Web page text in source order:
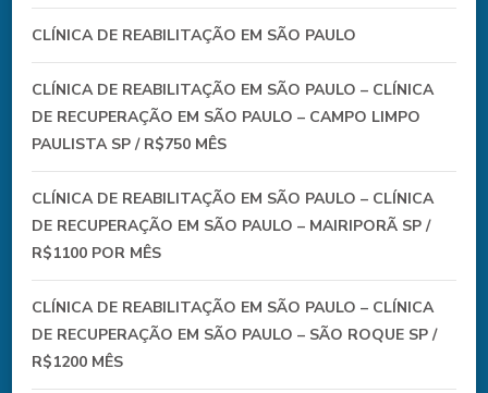
CLÍNICA DE REABILITAÇÃO EM SÃO PAULO
CLÍNICA DE REABILITAÇÃO EM SÃO PAULO – CLÍNICA
DE RECUPERAÇÃO EM SÃO PAULO – CAMPO LIMPO
PAULISTA SP / R$750 MÊS
CLÍNICA DE REABILITAÇÃO EM SÃO PAULO – CLÍNICA
DE RECUPERAÇÃO EM SÃO PAULO – MAIRIPORÃ SP /
R$1100 POR MÊS
CLÍNICA DE REABILITAÇÃO EM SÃO PAULO – CLÍNICA
DE RECUPERAÇÃO EM SÃO PAULO – SÃO ROQUE SP /
R$1200 MÊS